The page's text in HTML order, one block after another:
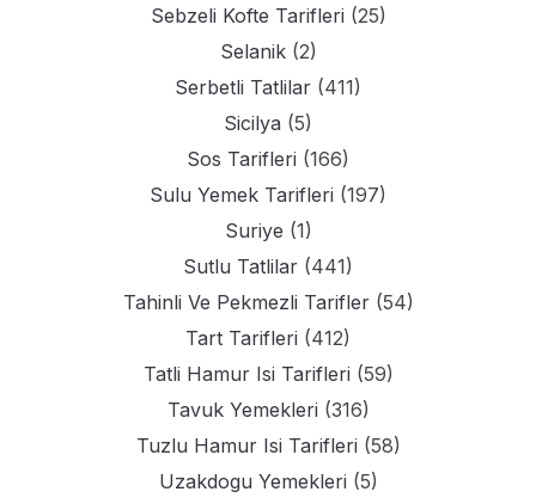
Sebzeli Kofte Tarifleri (25)
Selanik(2)
Serbetli Tatlilar (411)
Sicilya (5)
Sos Tarifleri (166)
Sulu Yemek Tarifleri (197)
Suriye (1)
Sutlu Tatlilar (441)
Tahinli Ve Pekmezli Tarifler(54)
Tart Tarifleri (412)
Tatli Hamur Isi Tarifleri (59)
Tavuk Yemekleri (316)
Tuzlu Hamur Isi Tarifleri (58)
Uzakdogu Yemekleri (5)